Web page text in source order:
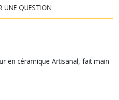
UNE QUESTION
en céramique Artisanal, fait main